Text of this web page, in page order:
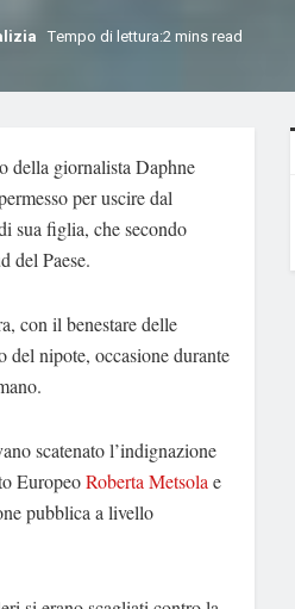
Tempo di lettura:2 mins read
della giornalista Daphne
per uscire dal
sua figlia, che secondo
del Paese.
con il benestare delle
del nipote, occasione durante
scatenato l’indignazione
EuropeoRoberta Metsola e
pubblica a livello